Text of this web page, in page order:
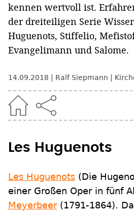
kennen wertvoll ist.
der dreiteiligen Serie
Huguenots, Stiffelio,
Evangelimann und Salome.
14.09.2018 Ralf Siepmann
Les Huguenots
Les Huguenots (Die
einer Großen Oper in fünf
Meyerbeer(1791-1864).